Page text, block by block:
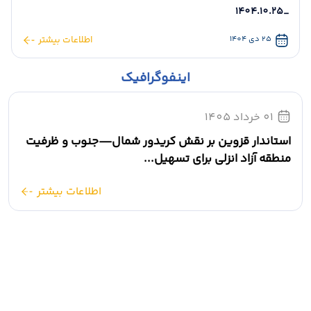
حضور استاندار قزوین در مراسم یادبود شهیده حنانه علیزاده
_1404.10.25
25 دی 1404 اطلاعات بیشتر
اینفوگرافیک
01 خرداد 1405
استاندار قزوین بر نقش کریدور شمال—جنوب و ظرفیت
منطقه آزاد انزلی برای تسهیل...
اطلاعات بیشتر